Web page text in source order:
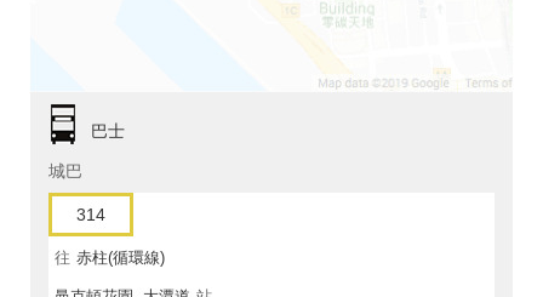
巴士
城巴
314
往 赤柱(循環線)